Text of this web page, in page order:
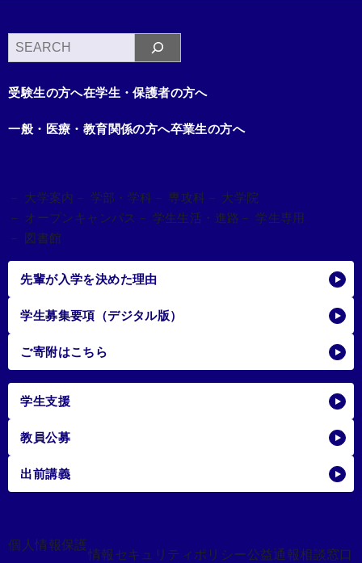
検
索
受験生の方へ在学生・保護者の方へ
一般・医療・教育関係の方へ卒業生の方へ
－ 大学案内 － 学部・学科 － 専攻科 － 大学院
－ オープンキャンパス － 学生生活・進路 － 学生専用
－ 図書館
先輩が入学を決めた理由
学生募集要項（デジタル版）
ご寄附はこちら
学生支援
教員公募
出前講義
個人情報保護
情報セキュリティポリシー公益通報相談窓口